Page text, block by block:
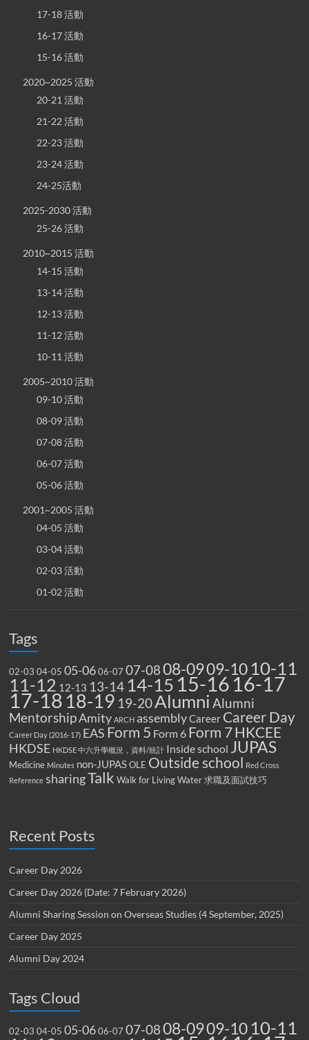
17-18 活動
16-17 活動
15-16 活動
2020~2025 活動
20-21 活動
21-22 活動
22-23 活動
23-24 活動
24-25活動
2025-2030 活動
25-26 活動
2010~2015 活動
14-15 活動
13-14 活動
12-13 活動
11-12 活動
10-11 活動
2005~2010 活動
09-10 活動
08-09 活動
07-08 活動
06-07 活動
05-06 活動
2001~2005 活動
04-05 活動
03-04 活動
02-03 活動
01-02 活動
Tags
02-03 04-05 05-06 06-07 07-0808-0909-10 10-11
11-12 12-13 13-14 14-15 15-16 16-17
17-18 18-19 19-20Alumni Alumni
MentorshipAmity ARCH assemblyCareer Career Day
Career Day (2016-17) EAS Form 5 Form 6 Form 7HKCEE
HKDSE HKDSE 中六升學概況，資料/統計 Inside school JUPAS
Medicine Minutes non-JUPAS OLE Outside school Red Cross
Reference sharingTalk Walk for Living Water 求職及面試技巧
Recent Posts
Career Day 2026
Career Day 2026 (Date: 7 February 2026)
Alumni Sharing Session on Overseas Studies (4 September, 2025)
Career Day 2025
Alumni Day 2024
Tags Cloud
02-03 04-05 05-06 06-07 07-0808-0909-10 10-11